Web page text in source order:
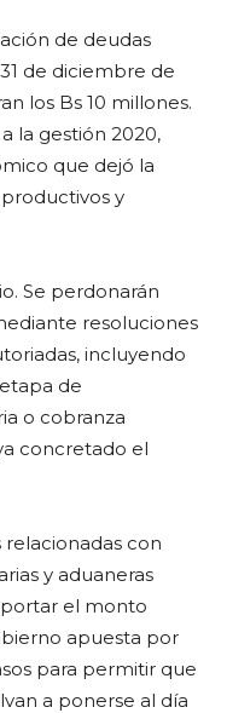
de deudas
de diciembre de
los Bs 10 millones.
la gestión 2020,
que dejó la
y
Se perdonarán
resoluciones
incluyendo
de
o cobranza
concretado el
con
y aduaneras
el monto
apuesta por
para permitir que
a ponerse al día